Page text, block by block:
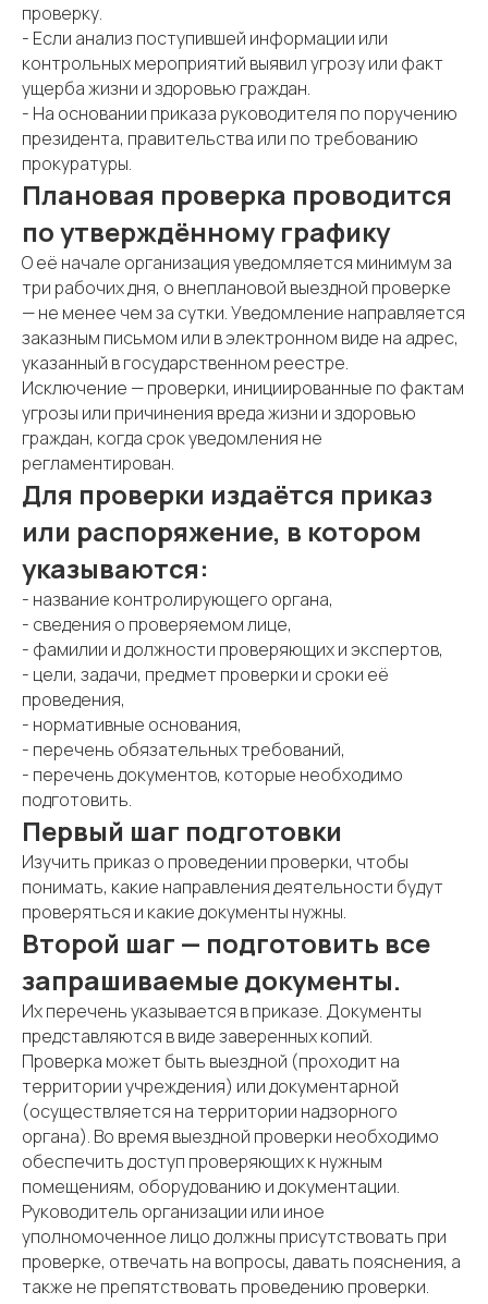
проверку.
- Если анализ поступившей информации или
контрольных мероприятий выявил угрозу или факт
ущерба жизни и здоровью граждан.
- На основании приказа руководителя по поручению
президента, правительства или по требованию
прокуратуры.
Плановая проверка проводится
по утверждённому графику
О её начале организация уведомляется минимум за
три рабочих дня, о внеплановой выездной проверке
— не менее чем за сутки. Уведомление направляется
заказным письмом или в электронном виде на адрес,
указанный в государственном реестре.
Исключение — проверки, инициированные по фактам
угрозы или причинения вреда жизни и здоровью
граждан, когда срок уведомления не
регламентирован.
Для проверки издаётся приказ
или распоряжение, в котором
указываются:
- название контролирующего органа,
- сведения о проверяемом лице,
- фамилии и должности проверяющих и экспертов,
- цели, задачи, предмет проверки и сроки её
проведения,
- нормативные основания,
- перечень обязательных требований,
- перечень документов, которые необходимо
подготовить.
Первый шаг подготовки
Изучить приказ о проведении проверки, чтобы
понимать, какие направления деятельности будут
проверяться и какие документы нужны.
Второй шаг — подготовить все
запрашиваемые документы.
Их перечень указывается в приказе. Документы
представляются в виде заверенных копий.
Проверка может быть выездной (проходит на
территории учреждения) или документарной
(осуществляется на территории надзорного
органа). Во время выездной проверки необходимо
обеспечить доступ проверяющих к нужным
помещениям, оборудованию и документации.
Руководитель организации или иное
уполномоченное лицо должны присутствовать при
проверке, отвечать на вопросы, давать пояснения, а
также не препятствовать проведению проверки.